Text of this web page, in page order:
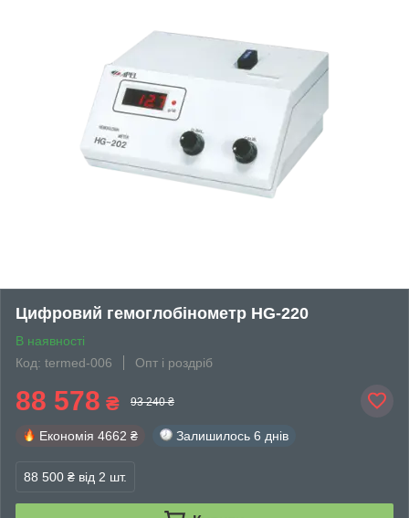
Цифровий гемоглобінометр HG-220
В наявності
Код: termed-006
Опт і роздріб
88 578 ₴ 93 240 ₴
Економія 4662 ₴ Залишилось 6 днів
88 500 ₴ від 2 шт.